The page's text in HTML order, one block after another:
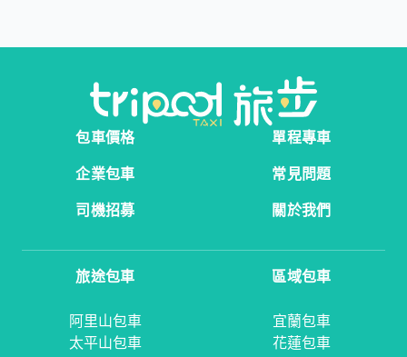
包車價格
單程專車
企業包車
常見問題
司機招募
關於我們
旅途包車
阿里山包車
太平山包車
區域包車
宜蘭包車
花蓮包車